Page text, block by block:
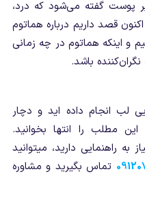
پوست گفته می‌شود که درد،
قصد داریم درباره هماتوم
و اینکه هماتوم در چه زمانی
باشد.
لب انجام داده اید و دچار
مطلب را انتها بخوانید.
به راهنمایی دارید، میتوانید
تماس بگیرید و مشاوره